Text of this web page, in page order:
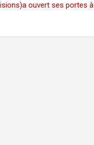
ouvert ses portes à